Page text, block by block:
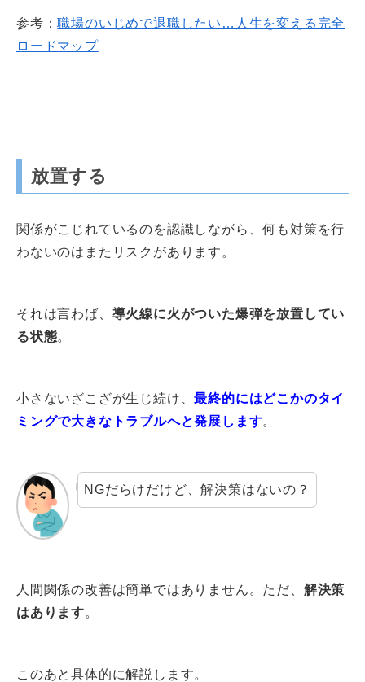
参考：職場のいじめで退職したい…人生を変える完全
ロードマップ
放置する
関係がこじれているのを認識しながら、何も対策を行
わないのはまたリスクがあります。
それは言わば、 導火線に火がついた爆弾を放置してい
る状態。
小さないざこざが生じ続け、最終的にはどこかのタイ
ミングで大きなトラブルへと発展します。
NGだらけだけど、解決策はないの？
人間関係の改善は簡単ではありません。ただ、 解決策
はあります。
このあと具体的に解説します。